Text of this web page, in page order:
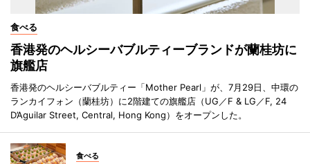
食べる
香港発のヘルシーバブルティーブランドが蘭桂坊に
旗艦店
香港発のヘルシーバブルティー「Mother Pearl」が、7月29日、中環の
ランカイフォン（蘭桂坊）に2階建ての旗艦店（UG／F & LG／F, 24
D’Aguilar Street, Central, Hong Kong）をオープンした。
食べる